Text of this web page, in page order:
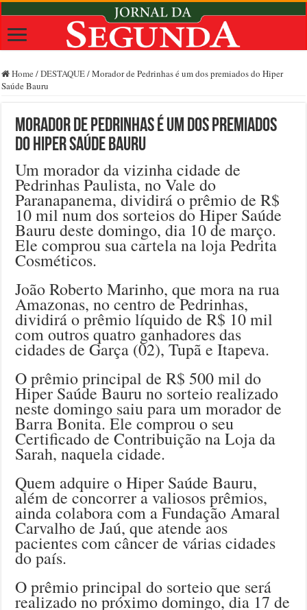
Home /DESTAQUE/Morador de Pedrinhas é um dos premiados do Hiper
Saúde Bauru
Morador de Pedrinhas é um dos premiados
do Hiper Saúde Bauru
Um morador da vizinha cidade de
Pedrinhas Paulista, no Vale do
Paranapanema, dividirá o prêmio de R$
10 mil num dos sorteios do Hiper Saúde
Bauru deste domingo, dia 10 de março.
Ele comprou sua cartela na loja Pedrita
Cosméticos.
João Roberto Marinho, que mora na rua
Amazonas, no centro de Pedrinhas,
dividirá o prêmio líquido de R$ 10 mil
com outros quatro ganhadores das
cidades de Garça (02), Tupã e Itapeva.
O prêmio principal de R$ 500 mil do
Hiper Saúde Bauru no sorteio realizado
neste domingo saiu para um morador de
Barra Bonita. Ele comprou o seu
Certificado de Contribuição na Loja da
Sarah, naquela cidade.
Quem adquire o Hiper Saúde Bauru,
além de concorrer a valiosos prêmios,
ainda colabora com a Fundação Amaral
Carvalho de Jaú, que atende aos
pacientes com câncer de várias cidades
do país.
O prêmio principal do sorteio que será
realizado no próximo domingo, dia 17 de